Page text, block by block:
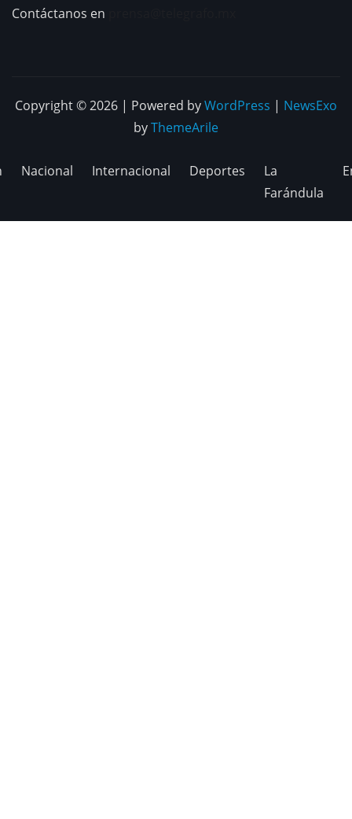
Contáctanos en
Copyright © 2026 | Powered byWordPress | NewsExo
byThemeArile
Nacional Internacional Deportes
La
Farándula